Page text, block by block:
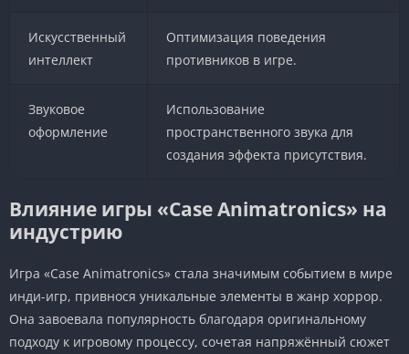
Искусственный
интеллект
Оптимизация поведения
противников в игре.
Звуковое
оформление
Использование
пространственного звука для
создания эффекта присутствия.
Влияние игры «Case Animatronics» на
индустрию
Игра «Case Animatronics» стала значимым событием в мире
инди-игр, привнося уникальные элементы в жанр хоррор.
Она завоевала популярность благодаря оригинальному
подходу к игровому процессу, сочетая напряжённый сюжет